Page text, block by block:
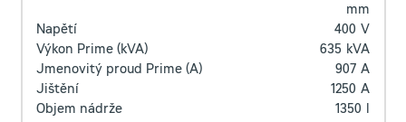
mm
Napětí
400 V
Výkon Prime (kVA)
635 kVA
Jmenovitý proud Prime (A)
907 A
Jištění
1250 A
Objem nádrže
1350 l